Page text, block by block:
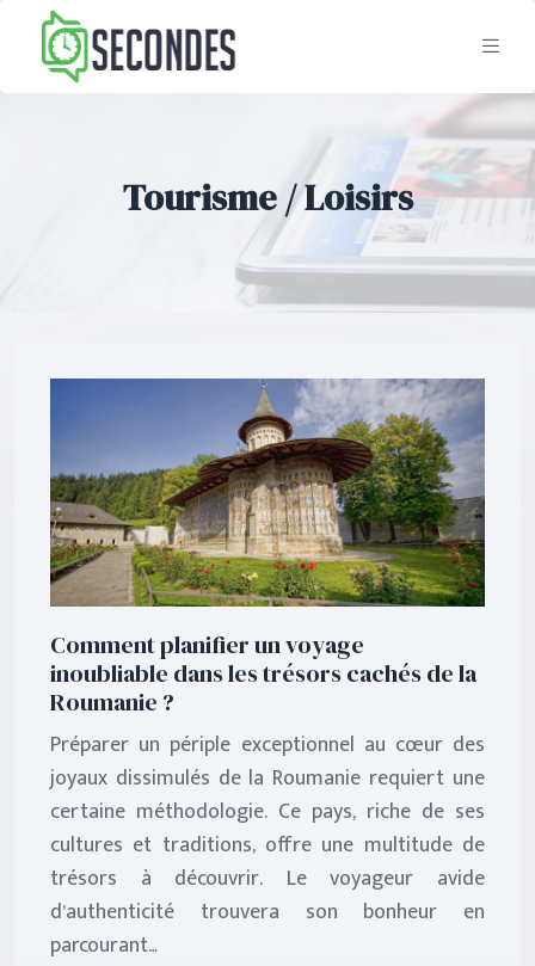
Tourisme / Loisirs
Comment planifier un voyage
inoubliable dans les trésors cachés de la
Roumanie ?
Préparer un périple exceptionnel au cœur des
joyaux dissimulés de la Roumanie requiert une
certaine méthodologie. Ce pays, riche de ses
cultures et traditions, offre une multitude de
trésors à découvrir. Le voyageur avide
d’authenticité trouvera son bonheur en
parcourant…